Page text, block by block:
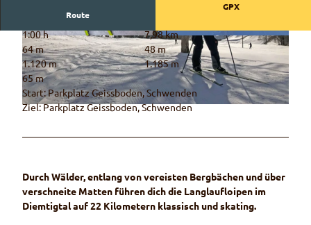
© Céline Perren, Naturpark Diemtigtal
© Rahel Mazenauer, Naturpark Diemtigtal © René Burkhard, Naturpark Diemtigtal
Route
GPX
1:00 h
7,98 km
64 m
48 m
1.120 m
1.185 m
65 m
Start: Parkplatz Geissboden, Schwenden
Ziel: Parkplatz Geissboden, Schwenden
Durch Wälder, entlang von vereisten Bergbächen und über
verschneite Matten führen dich die Langlaufloipen im
Diemtigtal auf 22 Kilometern klassisch und skating.